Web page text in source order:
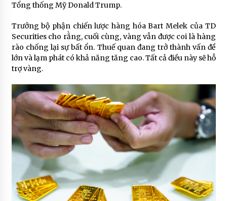
Tổng thống Mỹ Donald Trump.
Trưởng bộ phận chiến lược hàng hóa Bart Melek của TD
Securities cho rằng, cuối cùng, vàng vẫn được coi là hàng
rào chống lại sự bất ổn. Thuế quan đang trở thành vấn đề
lớn và lạm phát có khả năng tăng cao. Tất cả điều này sẽ hỗ
trợ vàng.